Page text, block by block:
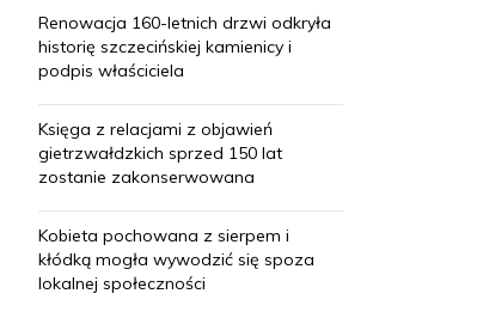
Renowacja 160-letnich drzwi odkryła
historię szczecińskiej kamienicy i
podpis właściciela
Księga z relacjami z objawień
gietrzwałdzkich sprzed 150 lat
zostanie zakonserwowana
Kobieta pochowana z sierpem i
kłódką mogła wywodzić się spoza
lokalnej społeczności